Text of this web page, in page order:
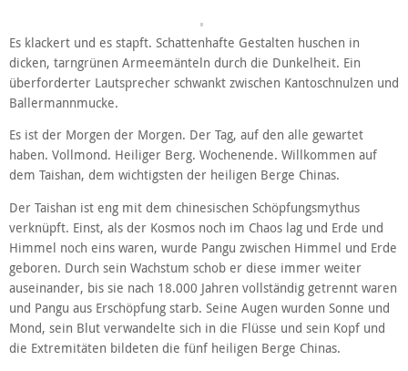
Es klackert und es stapft. Schattenhafte Gestalten huschen in
dicken, tarngrünen Armeemänteln durch die Dunkelheit. Ein
überforderter Lautsprecher schwankt zwischen Kantoschnulzen und
Ballermannmucke.
Es ist der Morgen der Morgen. Der Tag, auf den alle gewartet
haben. Vollmond. Heiliger Berg. Wochenende. Willkommen auf
dem Taishan, dem wichtigsten der heiligen Berge Chinas.
Der Taishan ist eng mit dem chinesischen Schöpfungsmythus
verknüpft. Einst, als der Kosmos noch im Chaos lag und Erde und
Himmel noch eins waren, wurde Pangu zwischen Himmel und Erde
geboren. Durch sein Wachstum schob er diese immer weiter
auseinander, bis sie nach 18.000 Jahren vollständig getrennt waren
und Pangu aus Erschöpfung starb. Seine Augen wurden Sonne und
Mond, sein Blut verwandelte sich in die Flüsse und sein Kopf und
die Extremitäten bildeten die fünf heiligen Berge Chinas.